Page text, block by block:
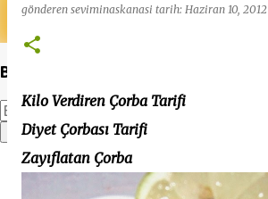
Bu Blogda Ara
gönderen seviminaskanasi tarih: Haziran 10, 2012
Kilo Verdiren Çorba Tarifi
Diyet Çorbası Tarifi
Zayıflatan Çorba